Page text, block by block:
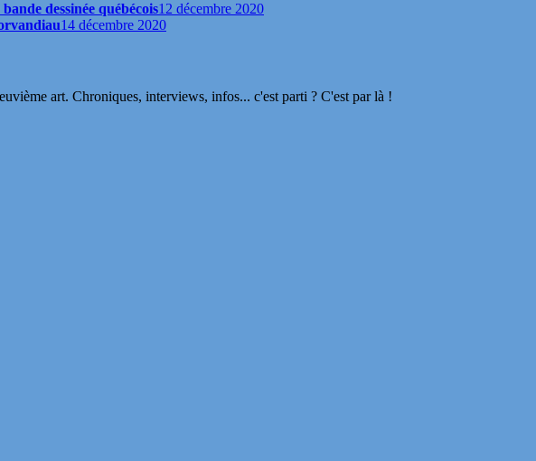
dessinée québécois12 décembre 2020
14 décembre 2020
art. Chroniques, interviews, infos... c'est parti ? C'est par là !